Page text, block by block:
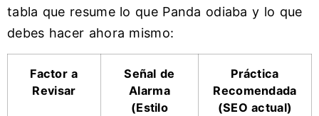
tabla que resume lo que Panda odiaba y lo que
debes hacer ahora mismo:
Factor a
Revisar
Señal de
Alarma
(Estilo
Práctica
Recomendada
(SEO actual)